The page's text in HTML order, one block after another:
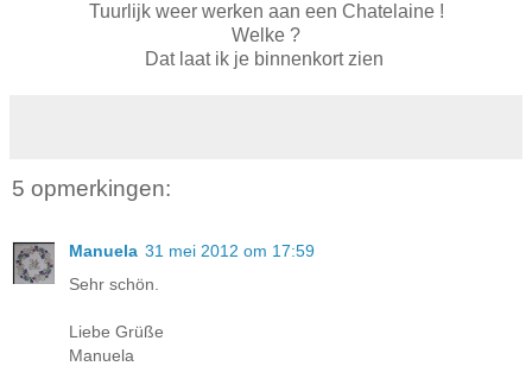
Tuurlijk weer werken aan een Chatelaine !
Welke ?
Dat laat ik je binnenkort zien
5 opmerkingen:
Manuela 31 mei 2012 om 17:59
Sehr schön.
Liebe Grüße
Manuela